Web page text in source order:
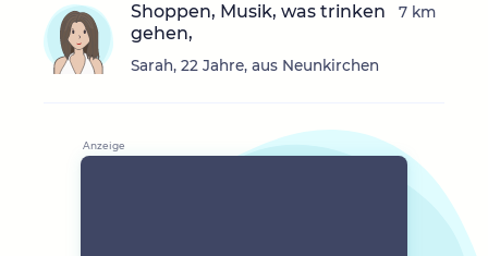
Shoppen, Musik, was trinken
gehen,
Sarah, 22 Jahre, aus Neunkirchen
7 km